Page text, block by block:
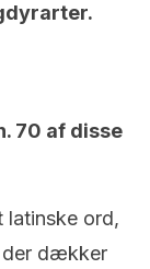
70 af disse
latinske ord,
der dækker